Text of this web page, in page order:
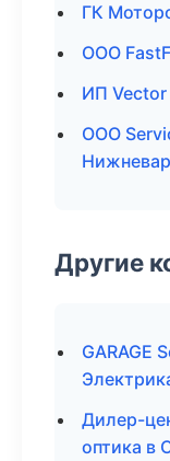
ГК
ООО
ИП
ООО
Другие
GARAGE
Дилер-
оптика в